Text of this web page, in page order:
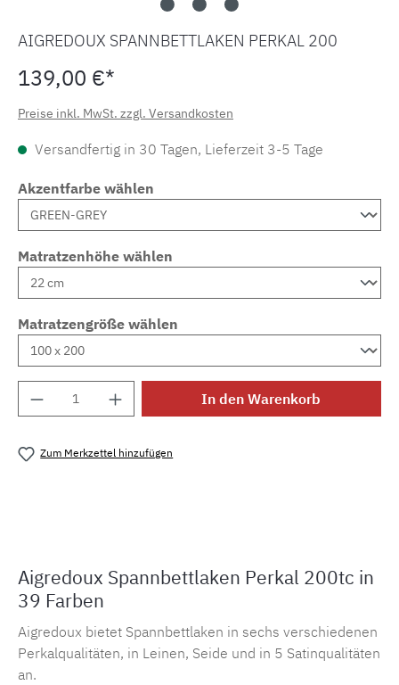
AIGREDOUX SPANNBETTLAKEN PERKAL 200
139,00 €*
Preise inkl. MwSt. zzgl. Versandkosten
Versandfertig in 30 Tagen, Lieferzeit 3-5 Tage
Akzentfarbe wählen
Matratzenhöhe wählen
Matratzengröße wählen
Produkt Anzahl: Gib den gewünschten
In den Warenkorb
Zum Merkzettel hinzufügen
Aigredoux Spannbettlaken Perkal 200tc in
39 Farben
Aigredoux bietet Spannbettlaken in sechs verschiedenen
Perkalqualitäten, in Leinen, Seide und in 5 Satinqualitäten
an.